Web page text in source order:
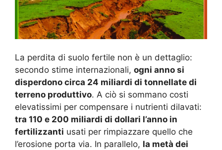
La perdita di suolo fertile non è un dettaglio:
secondo stime internazionali, ogni anno si
disperdono circa 24 miliardi di tonnellate di
terreno produttivo. A ciò si sommano costi
elevatissimi per compensare i nutrienti dilavati:
tra 110 e 200 miliardi di dollari l’anno in
fertilizzanti usati per rimpiazzare quello che
l’erosione porta via. In parallelo, la metà dei